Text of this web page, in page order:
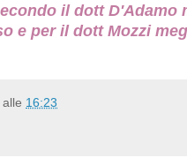
il dott D'Adamo
e per il dott Mozzi
alle 16:23